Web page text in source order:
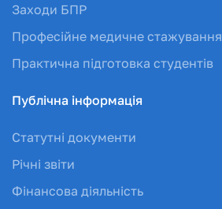
Заходи БПР
Професійне медичне стажування
Практична підготовка студентів
Публічна інформація
Статутні документи
Річні звіти
Фінансова діяльність